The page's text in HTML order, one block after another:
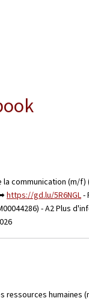
communication (m/f)
https://gd.lu/5R6NGL-
- A2 Plus
humaines